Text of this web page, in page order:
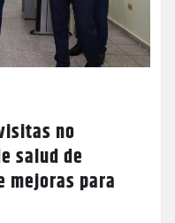
no
salud de
mejoras para